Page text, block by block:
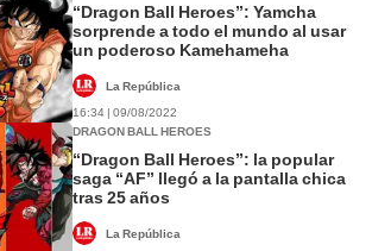
“Dragon Ball Heroes”: Yamcha
sorprende a todo el mundo al usar
un poderoso Kamehameha
La República
16:34 | 09/08/2022
DRAGON BALL HEROES
“Dragon Ball Heroes”: la popular
saga “AF” llegó a la pantalla chica
tras 25 años
La República